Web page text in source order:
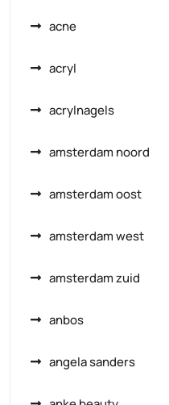
acne
acryl
acrylnagels
amsterdam noord
amsterdam oost
amsterdam west
amsterdam zuid
anbos
angela sanders